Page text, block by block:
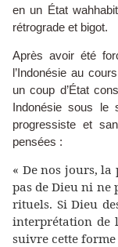
en un État
rétrograde et bigot.
Après avoir été
l’Indonésie au
un coup d’État
Indonésie sous le
progressiste et
pensées :
« De nos jours, la
pas de Dieu ni ne
rituels. Si Dieu
interprétation de
suivre cette